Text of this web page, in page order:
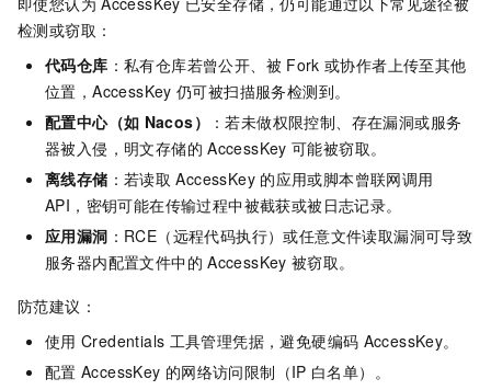
检测或窃取：
代码仓库 ：私有仓库若曾公开、被 Fork 或协作者上传至其他
位置，AccessKey 仍可被扫描服务检测到。
配置中心（如 Nacos）
：若未做权限控制、存在漏洞或服务
器被入侵，明文存储的 AccessKey 可能被窃取。
离线存储 ：若读取 AccessKey 的应用或脚本曾联网调用
API，密钥可能在传输过程中被截获或被日志记录。
应用漏洞 ：RCE（远程代码执行）或任意文件读取漏洞可导致
服务器内配置文件中的 AccessKey 被窃取。
防范建议：
使用 Credentials 工具管理凭据，避免硬编码 AccessKey。
配置 AccessKey 的网络访问限制（IP 白名单）。